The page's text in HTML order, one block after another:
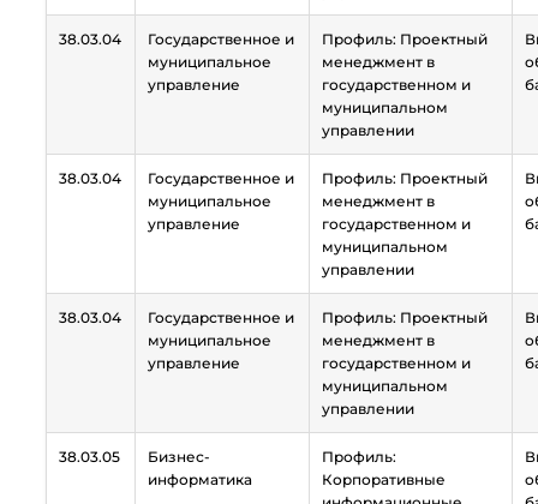
38.03.04
Государственное и
муниципальное
управление
Профиль: Проектный
менеджмент в
государственном и
муниципальном
управлении
38.03.04
Государственное и
муниципальное
управление
Профиль: Проектный
менеджмент в
государственном и
муниципальном
управлении
38.03.04
Государственное и
муниципальное
управление
Профиль: Проектный
менеджмент в
государственном и
муниципальном
управлении
38.03.05
Бизнес-
информатика
Профиль:
Корпоративные